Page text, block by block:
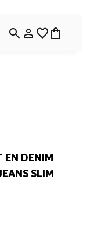
EN DENIM
SLIM